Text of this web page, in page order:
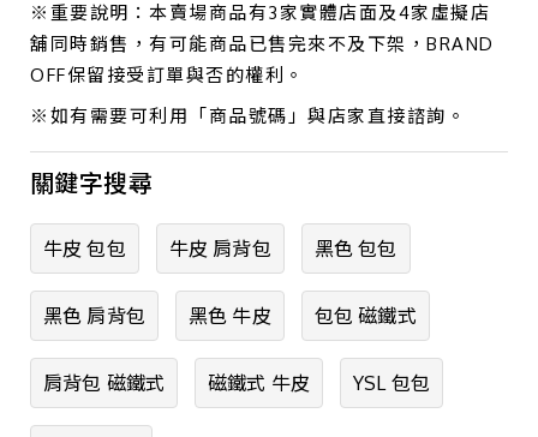
※重要說明：本賣場商品有3家實體店面及4家虛擬店
舖同時銷售，有可能商品已售完來不及下架，BRAND
OFF保留接受訂單與否的權利。
※如有需要可利用「商品號碼」與店家直接諮詢。
關鍵字搜尋
牛皮 包包 牛皮 肩背包 黑色 包包
黑色 肩背包 黑色 牛皮 包包 磁鐵式
肩背包 磁鐵式 磁鐵式 牛皮 YSL 包包